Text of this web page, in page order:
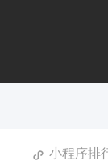
小程序排